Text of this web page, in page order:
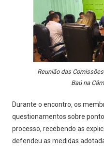
Reunião das
Baú na
Durante o encontro, os
questionamentos sobre
processo, recebendo as
defendeu as medidas